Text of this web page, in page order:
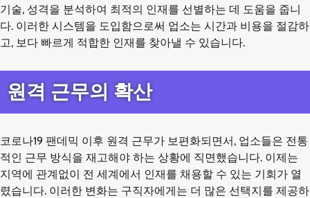
기술, 성격을 분석하여 최적의 인재를 선별하는 데 도움을 줍니
다. 이러한 시스템을 도입함으로써 업소는 시간과 비용을 절감하
고, 보다 빠르게 적합한 인재를 찾아낼 수 있습니다.
원격 근무의 확산
코로나19 팬데믹 이후 원격 근무가 보편화되면서, 업소들은 전통
적인 근무 방식을 재고해야 하는 상황에 직면했습니다. 이제는
지역에 관계없이 전 세계에서 인재를 채용할 수 있는 기회가 열
렸습니다. 이러한 변화는 구직자에게는 더 많은 선택지를 제공하